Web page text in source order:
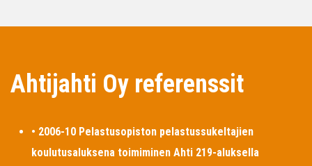
Ahtijahti Oy referenssit
• 2006-10 Pelastusopiston pelastussukeltajien
koulutusaluksena toimiminen Ahti 219-aluksella